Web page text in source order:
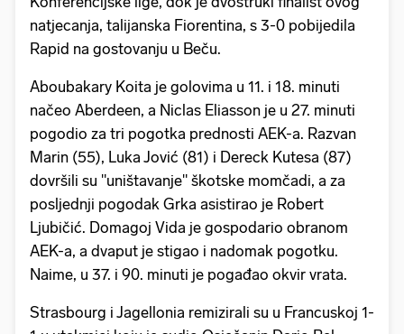
natjecanja, talijanska Fiorentina, s 3-0 pobijedila
Rapid na gostovanju u Beču.
Aboubakary Koita je golovima u 11. i 18. minuti
načeo Aberdeen, a Niclas Eliasson je u 27. minuti
pogodio za tri pogotka prednosti AEK-a. Razvan
Marin (55), Luka Jović (81) i Dereck Kutesa (87)
dovršili su "uništavanje" škotske momčadi, a za
posljednji pogodak Grka asistirao je Robert
Ljubičić. Domagoj Vida je gospodario obranom
AEK-a, a dvaput je stigao i nadomak pogotku.
Naime, u 37. i 90. minuti je pogađao okvir vrata.
Strasbourg i Jagellonia remizirali su u Francuskoj 1-